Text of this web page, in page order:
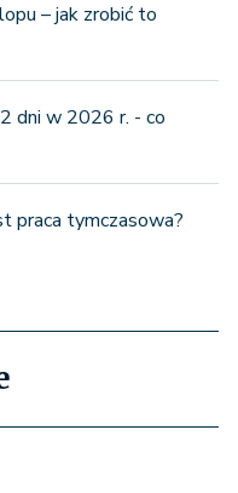
– jak zrobić to
dni w 2026 r. - co
praca tymczasowa?